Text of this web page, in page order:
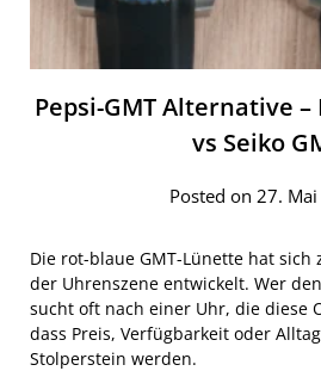
Pepsi-GMT Alternative –
vs Seiko
Posted on 27.
Die rot-blaue GMT-Lünette hat
der Uhrenszene entwickelt. Wer den
sucht oft nach einer Uhr, die diese
dass Preis, Verfügbarkeit oder
Stolperstein werden.